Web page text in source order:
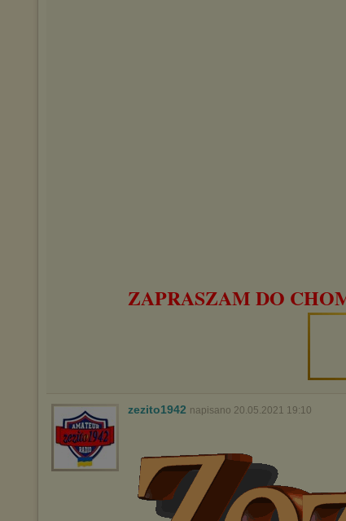
ZAPRASZAM DO
zezito1942 napisano 20.05.2021 19:10